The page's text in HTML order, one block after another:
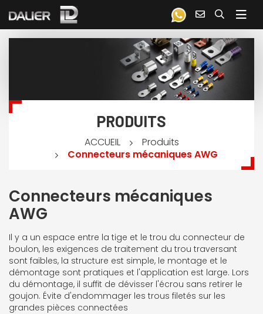
PRODUITS
ACCUEIL
Produits
Connecteurs mécaniques AWG
Connecteurs mécaniques
AWG
Il y a un espace entre la tige et le trou du connecteur de
boulon, les exigences de traitement du trou traversant
sont faibles, la structure est simple, le montage et le
démontage sont pratiques et l'application est large. Lors
du démontage, il suffit de dévisser l'écrou sans retirer le
goujon. Évite d'endommager les trous filetés sur les
grandes pièces connectées